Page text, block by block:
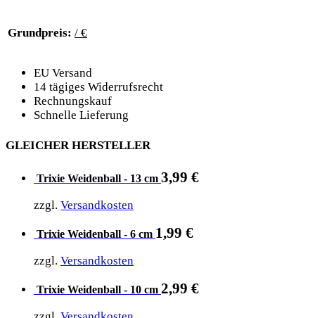
Grundpreis: / €
EU Versand
14 tägiges Widerrufsrecht
Rechnungskauf
Schnelle Lieferung
GLEICHER HERSTELLER
Trixie Weidenball - 13 cm 3,99 €
zzgl. Versandkosten
Trixie Weidenball - 6 cm 1,99 €
zzgl. Versandkosten
Trixie Weidenball - 10 cm 2,99 €